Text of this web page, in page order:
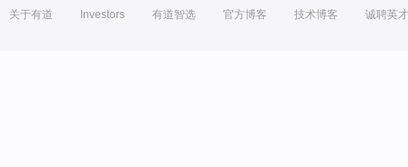
关于有道 Investors 有道智选 官方博客 技术博客 诚聘英才